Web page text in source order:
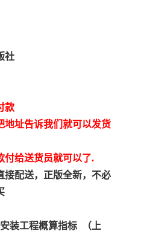
社
款
地址告诉我们就可以发货
付给送货员就可以了.
接配送，正版全新，不必
装工程概算指标 （上